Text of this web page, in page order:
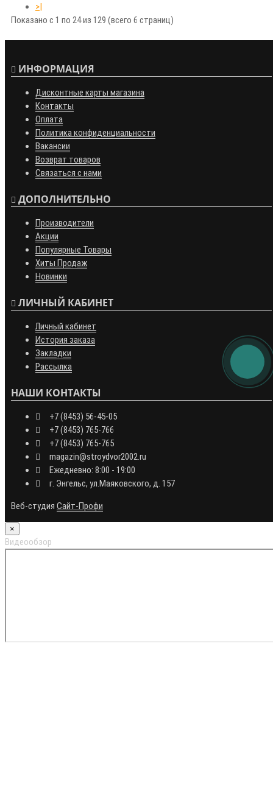
>|
Показано с 1 по 24 из 129 (всего 6 страниц)
ИНФОРМАЦИЯ
Дисконтные карты магазина
Контакты
Оплата
Политика конфиденциальности
Вакансии
Возврат товаров
Связаться с нами
ДОПОЛНИТЕЛЬНО
Производители
Акции
Популярные Товары
Хиты Продаж
Новинки
ЛИЧНЫЙ КАБИНЕТ
Личный кабинет
История заказа
Закладки
Рассылка
НАШИ КОНТАКТЫ
+7 (8453) 56-45-05
+7 (8453) 765-766
+7 (8453) 765-765
magazin@stroydvor2002.ru
Ежедневно: 8:00 - 19:00
г. Энгельс, ул.Маяковского, д. 157
Веб-студия Сайт-Профи
×
Видеообзор